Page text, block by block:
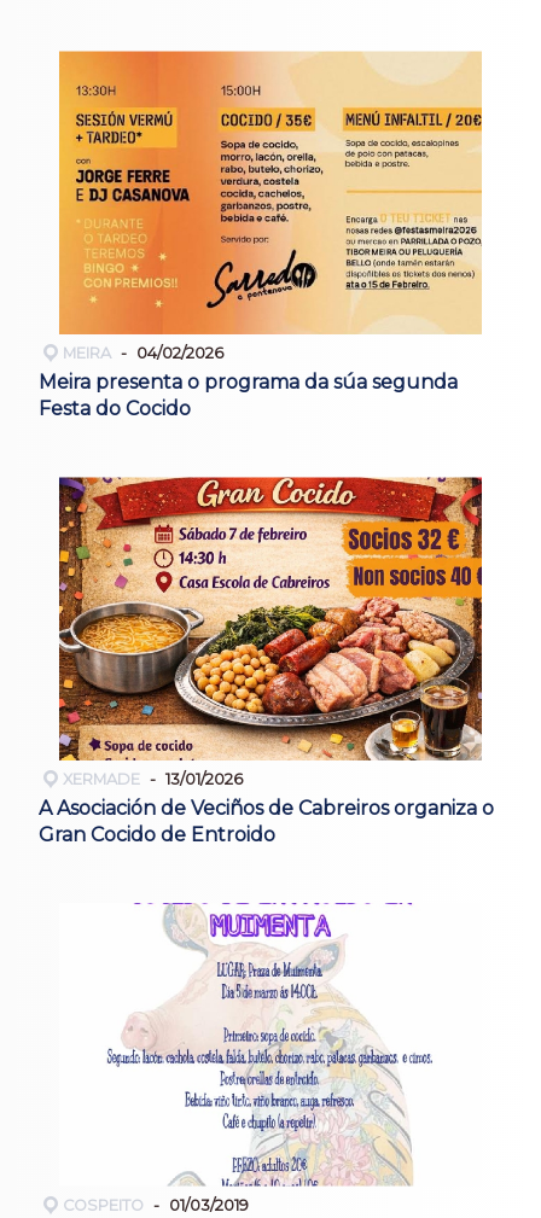
MEIRA 04/02/2026
Meira presenta o programa da súa segunda
Festa do Cocido
XERMADE 13/01/2026
A Asociación de Veciños de Cabreiros organiza o
Gran Cocido de Entroido
COSPEITO 01/03/2019